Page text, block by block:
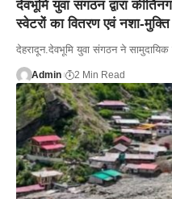
देवभूमि युवा संगठन द्वारा
स्वेटरों का वितरण एवं नशा-
देहरादून.देवभूमि युवा संगठन ने
Admin 2 Min Read